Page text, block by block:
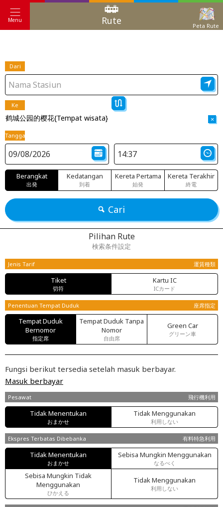
Menu Rute Peta Rute
Dari
Ke
鹤城公园的樱花{Tempat wisata} ×
Tanggal
Berangkat
出発
Kedatangan
到着
Kereta Pertama
始発
Kereta Terakhir
終電
Cari
Pilihan Rute
検索条件設定
Jenis Tarif 運賃種類
Tiket
切符
Kartu IC
ICカード
Penentuan Tempat Duduk 座席指定
Tempat Duduk
Bernomor
指定席
Tempat Duduk Tanpa
Nomor
自由席
Green Car
グリーン車
Fungsi berikut tersedia setelah masuk berbayar.
Masuk berbayar
Pesawat 飛行機利用
Tidak Menentukan
おまかせ
Tidak Menggunakan
利用しない
Ekspres Terbatas Dibebanka 有料特急利用
Tidak Menentukan
おまかせ
Sebisa Mungkin Menggunakan
なるべく
Sebisa Mungkin Tidak
Menggunakan
ひかえる
Tidak Menggunakan
利用しない